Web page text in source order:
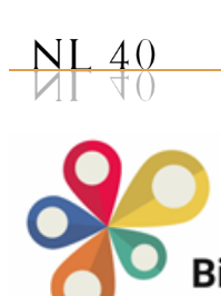
Verein